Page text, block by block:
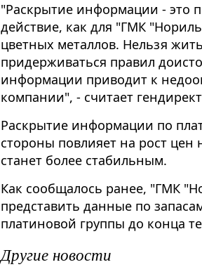
"Раскрытие информации - это
действие, как для "ГМК
цветных металлов. Нельзя
придерживаться правил
информации приводит к
компании", - считает
Раскрытие информации по
стороны повлияет на рост
станет более стабильным.
Как сообщалось ранее, "ГМК
представить данные по
платиновой группы до конца
Другие новости